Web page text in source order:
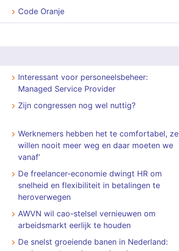
Code Oranje
Interessant voor personeelsbeheer:
Managed Service Provider
Zijn congressen nog wel nuttig?
Werknemers hebben het te comfortabel, ze
willen nooit meer weg en daar moeten we
vanaf’
De freelancer-economie dwingt HR om
snelheid en flexibiliteit in betalingen te
heroverwegen
AWVN wil cao-stelsel vernieuwen om
arbeidsmarkt eerlijk te houden
De snelst groeiende banen in Nederland: